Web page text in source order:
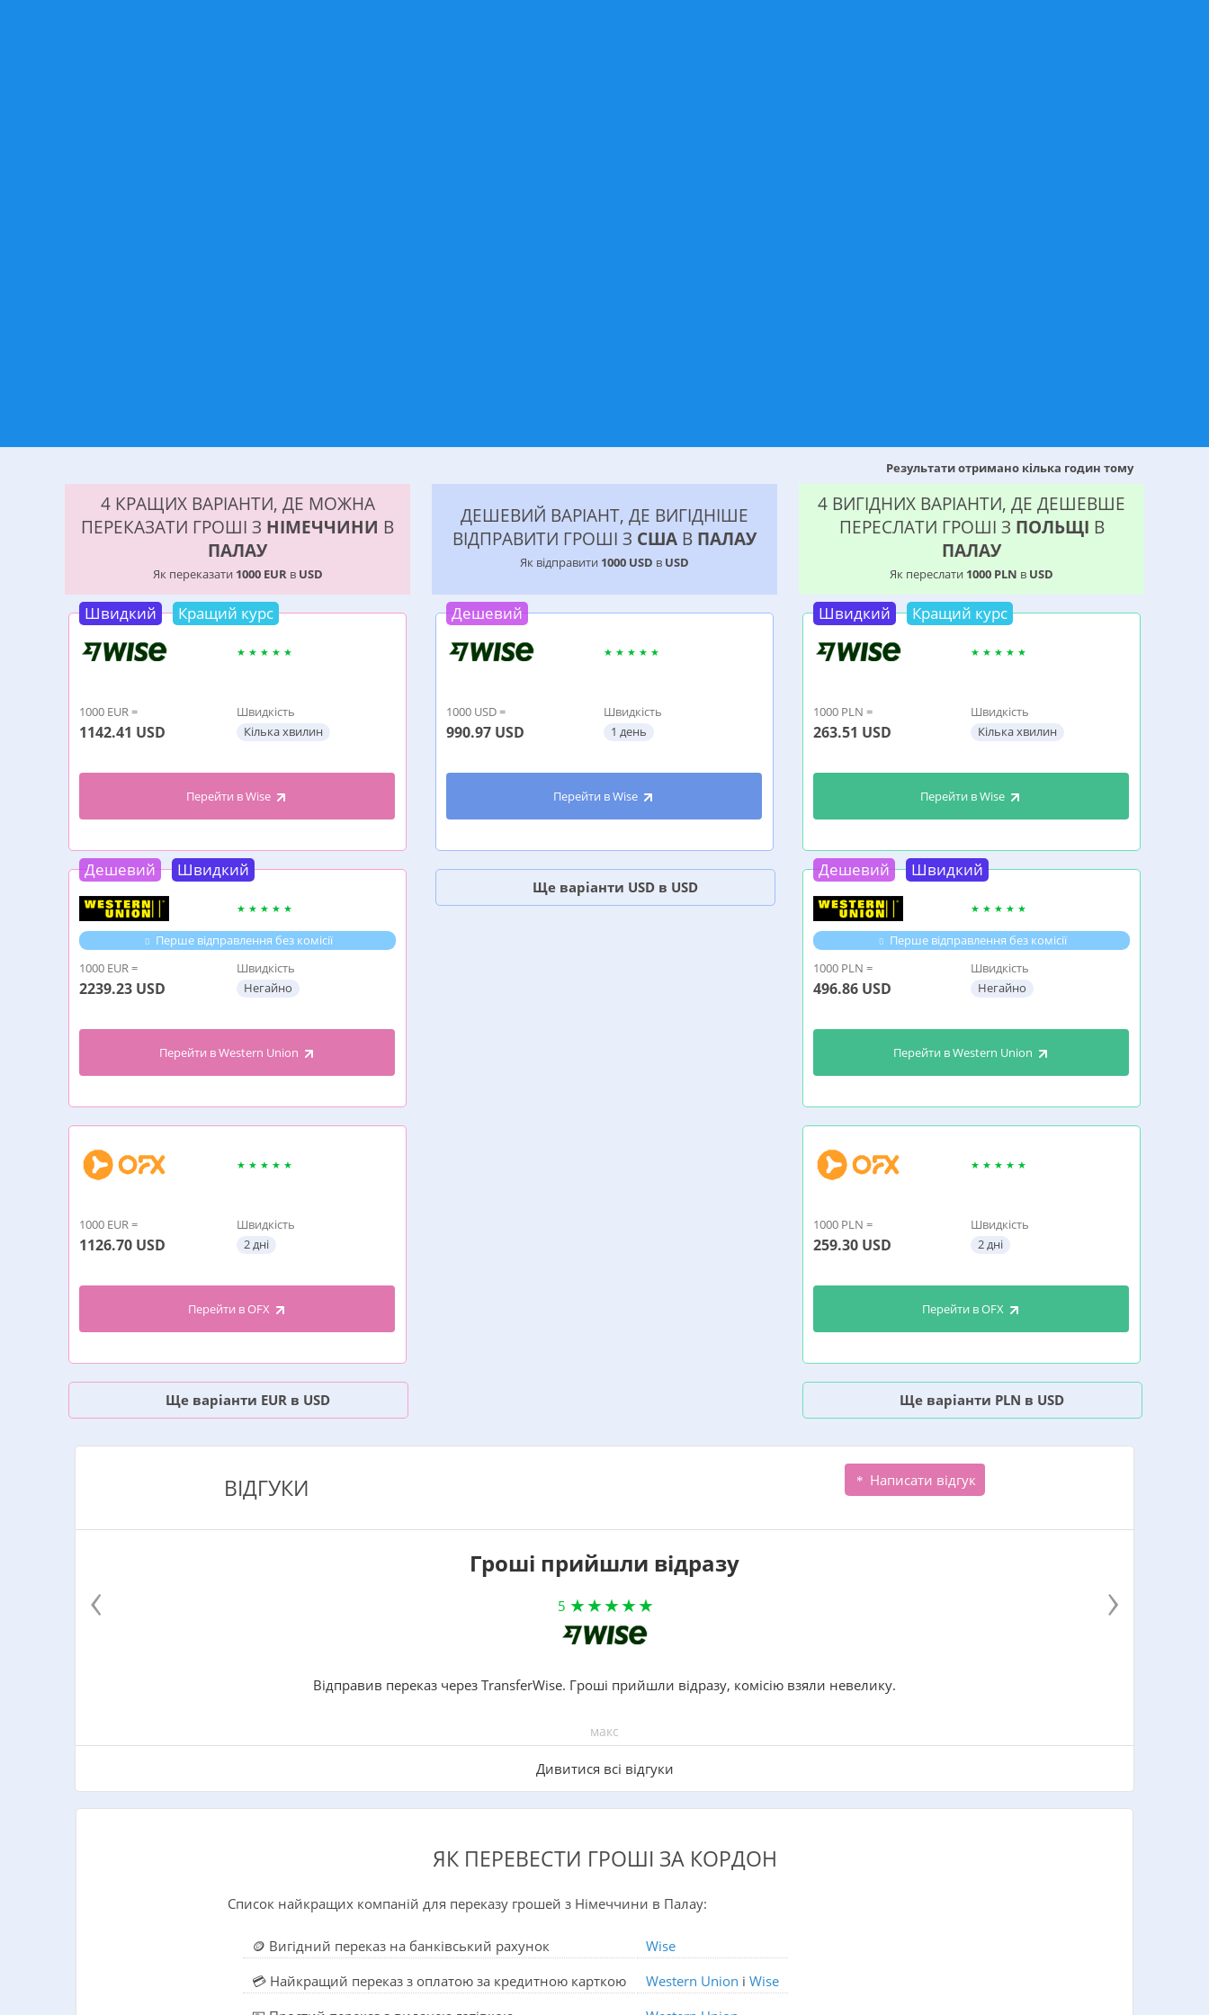
Результати отримано кілька годин тому
4 КРАЩИХ ВАРІАНТИ, ДЕ МОЖНА
ПЕРЕКАЗАТИ ГРОШІ З НІМЕЧЧИНИ В
ПАЛАУ
Як переказати 1000 EURв USD
Швидкий Кращий курс
1000 EUR =
1142.41 USD
Швидкість
Кілька хвилин
Перейти в Wise
Дешевий Швидкий
Перше відправлення без комісії
1000 EUR =
2239.23 USD
Швидкість
Негайно
Перейти в Western Union
1000 EUR =
1126.70 USD
Швидкість
2 дні
Перейти в OFX
Ще варіанти EUR в USD
ДЕШЕВИЙ ВАРІАНТ, ДЕ ВИГІДНІШЕ
ВІДПРАВИТИ ГРОШІ З США В ПАЛАУ
Як відправити 1000 USD в USD
Дешевий
1000 USD =
990.97 USD
Швидкість
1 день
Перейти в Wise
Ще варіанти USD в USD
4 ВИГІДНИХ ВАРІАНТИ, ДЕ ДЕШЕВШЕ
ПЕРЕСЛАТИ ГРОШІ З ПОЛЬЩІ В
ПАЛАУ
Як переслати 1000 PLN в USD
Швидкий Кращий курс
1000 PLN =
263.51 USD
Швидкість
Кілька хвилин
Перейти в Wise
Дешевий Швидкий
Перше відправлення без комісії
1000 PLN =
496.86 USD
Швидкість
Негайно
Перейти в Western Union
1000 PLN =
259.30 USD
Швидкість
2 дні
Перейти в OFX
Ще варіанти PLN в USD
ВІДГУКИ Написати відгук
Гроші прийшли відразу
5
Відправив переказ через TransferWise. Гроші прийшли відразу, комісію взяли невелику.
макс
Дивитися всі відгуки
‹ ›
ЯК ПЕРЕВЕСТИ ГРОШІ ЗА КОРДОН
Список найкращих компаній для переказу грошей з Німеччини в Палау:
🪙 Вигідний переказ на банківський рахунок
Wise
💳 Найкращий переказ з оплатою за кредитною карткою
Western Union і Wise